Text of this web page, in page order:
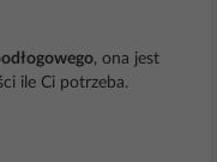
, ona jest
ile Ci potrzeba.